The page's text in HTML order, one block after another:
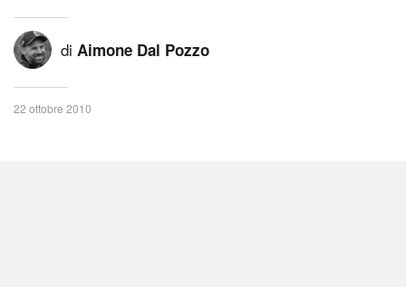
di Aimone Dal Pozzo
22 ottobre 2010